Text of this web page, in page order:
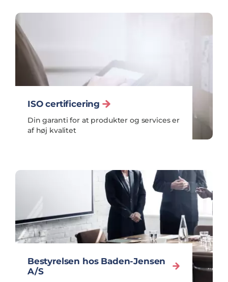
ISO certificering
Din garanti for at produkter og services er
af høj kvalitet
Bestyrelsen hos Baden-Jensen
A/S